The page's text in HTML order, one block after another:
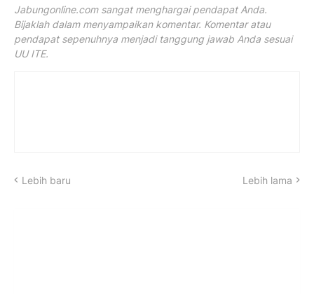
Jabungonline.com sangat menghargai pendapat Anda.
Bijaklah dalam menyampaikan komentar. Komentar atau
pendapat sepenuhnya menjadi tanggung jawab Anda sesuai
UU ITE.
Lebih baru Lebih lama